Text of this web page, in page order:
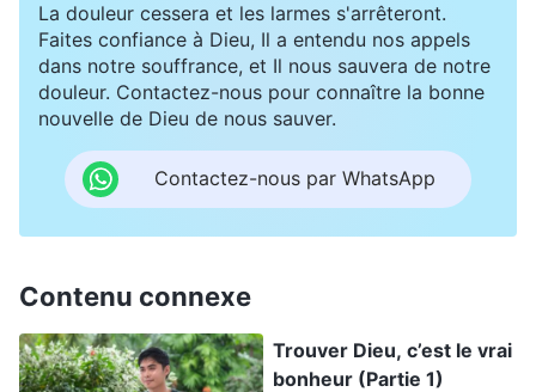
me sentais quelque peu contrainte et j’avais
toujours peur d’être démasquée. Plus tard, Sœur
Chen Xin a dit qu’il y avait de nombreux
nouveaux venus dans l’Églisequi devaient être
abreuvés en urgence, et elle souhaitait que je me
forme pour le faire. Je me suis dit : « Je suis déjà
examens de certification. Si je fais également un
devoir, cela retardera mes progrès scolaires. Et si
je n’obtiens pas assez de crédits pour décrocher
La douleur cessera et les larmes s'arrêteront.
Faites confiance à Dieu, Il a entendu nos appels
dans notre souffrance, et Il nous sauvera de notre
douleur. Contactez-nous pour connaître la bonne
nouvelle de Dieu de nous sauver.
Contactez-nous par WhatsApp
Contenu connexe
Trouver Dieu, c’est le vrai
bonheur (Partie 1)